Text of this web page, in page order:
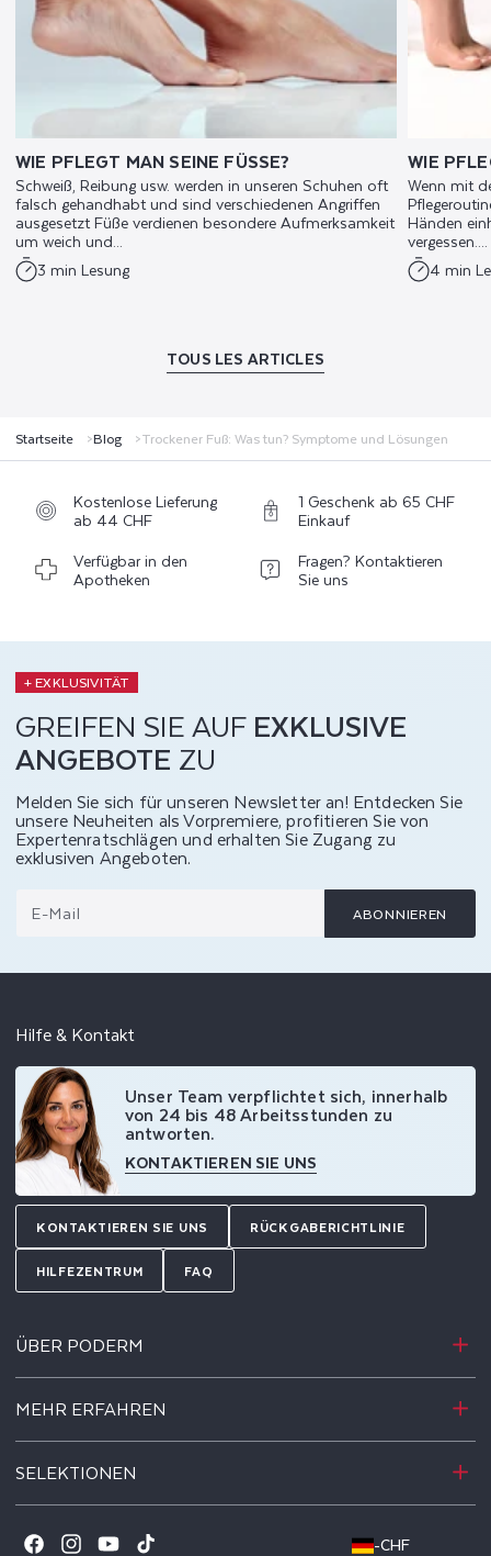
WIE PFLEGT MAN SEINE FÜSSE?
Schweiß, Reibung usw. werden in unseren Schuhen oft
falsch gehandhabt und sind verschiedenen Angriffen
ausgesetzt Füße verdienen besondere Aufmerksamkeit
um weich und...
3 min Lesung
WIE
Wenn mit
Händen
vergessen....
4 min
TOUS LES ARTICLES
Startseite Blog Trockener Fuß: Was tun? Symptome und Lösungen
Kostenlose Lieferung
ab 44 CHF
1 Geschenk ab 65 CHF
Einkauf
Verfügbar in den
Apotheken
Fragen? Kontaktieren
Sie uns
+ EXKLUSIVITÄT
GREIFEN SIE AUFEXKLUSIVE
ANGEBOTE ZU
Melden Sie sich für unseren Newsletter an! Entdecken Sie
unsere Neuheiten als Vorpremiere, profitieren Sie von
Expertenratschlägen und erhalten Sie Zugang zu
exklusiven Angeboten.
E-Mail ABONNIEREN
Hilfe & Kontakt
Unser Team verpflichtet sich, innerhalb
von 24 bis 48 Arbeitsstunden zu
antworten.
KONTAKTIEREN SIE UNS
KONTAKTIEREN SIE UNS RÜCKGABERICHTLINIE
HILFEZENTRUM FAQ
ÜBER PODERM
MEHR ERFAHREN
SELEKTIONEN
FacebookInstagramYouTubeTikTok -CHF